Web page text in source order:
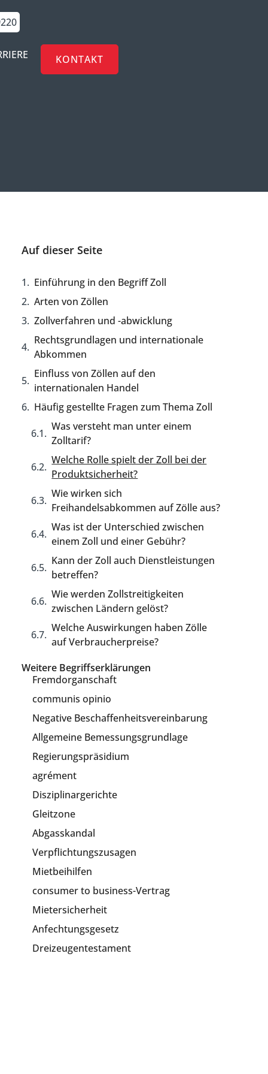
KONTAKT
Auf dieser Seite
Einführung in den Begriff Zoll
Arten von Zöllen
Zollverfahren und -abwicklung
Rechtsgrundlagen und internationale
Abkommen
Einfluss von Zöllen auf den
internationalen Handel
Häufig gestellte Fragen zum Thema Zoll
Was versteht man unter einem
Zolltarif?
Welche Rolle spielt der Zoll bei der
Produktsicherheit?
Wie wirken sich
Freihandelsabkommen auf Zölle aus?
Was ist der Unterschied zwischen
einem Zoll und einer Gebühr?
Kann der Zoll auch Dienstleistungen
betreffen?
Wie werden Zollstreitigkeiten
zwischen Ländern gelöst?
Welche Auswirkungen haben Zölle
auf Verbraucherpreise?
Weitere Begriffserklärungen
Fremdorganschaft
communis opinio
Negative Beschaffenheitsvereinbarung
Allgemeine Bemessungsgrundlage
Regierungspräsidium
agrément
Disziplinargerichte
Gleitzone
Abgasskandal
Verpflichtungszusagen
Mietbeihilfen
consumer to business-Vertrag
Mietersicherheit
Anfechtungsgesetz
Dreizeugentestament